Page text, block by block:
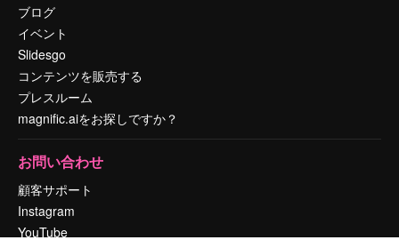
ブログ
イベント
Slidesgo
コンテンツを販売する
プレスルーム
magnific.aiをお探しですか？
お問い合わせ
顧客サポート
Instagram
YouTube